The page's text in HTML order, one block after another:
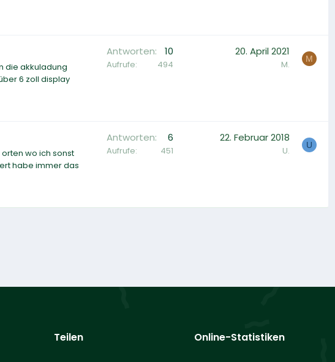
die akkuladung
6 zoll display
Antworten 10
Aufrufe 494
20. April 2021
M. M
wo ich sonst
habe immer das
Antworten 6
Aufrufe 451
22. Februar 2018
U. U
Teilen Online-Statistiken